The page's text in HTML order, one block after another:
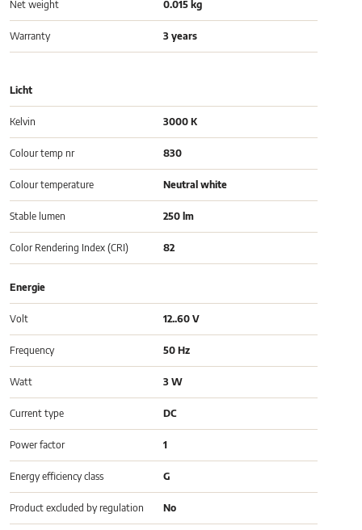
Net weight 0.015 kg
Warranty 3 years
Licht
Kelvin 3000 K
Colour temp nr 830
Colour temperature Neutral white
Stable lumen 250 lm
Color Rendering Index (CRI) 82
Energie
Volt 12..60 V
Frequency 50 Hz
Watt 3 W
Current type DC
Power factor 1
Energy efficiency class G
Product excluded by regulation No